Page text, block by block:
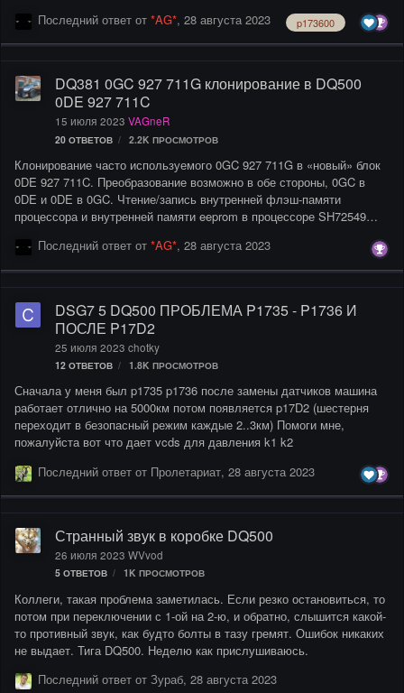
целиком) и срок ожидания мехатроника от месяца до года из
Германии привести нет возможности – не простые времена. Стал
ремонте DSG и имеет несколько точек по Москве, пообщавшись с
менеджером он объявил предварительную стоимость в 80 000 руб
+ 10 000 руб работа. Сделав еще в двух местах диагностику (б…
Последний ответ от *AG*, 28 августа 2023 p173600
DQ381 0GC 927 711G клонирование в DQ500
0DE 927 711C
15 июля 2023 VAGneR
20 ОТВЕТОВ 2.2K ПРОСМОТРОВ
Клонирование часто используемого 0GC 927 711G в «новый» блок
0DE 927 711C. Преобразование возможно в обе стороны, 0GC в
0DE и 0DE в 0GC. Чтение/запись внутренней флэш-памяти
процессора и внутренней памяти eeprom в процессоре SH72549
автомобилях VAG с 7-ступенчатой коробкой передач с двойным
сцеплением. DQ381 Conversion 0GC 927 711G into 0DE 927 711C
Последний ответ от *AG*, 28 августа 2023
DSG7 5 DQ500 ПРОБЛЕМА P1735 - P1736 И
ПОСЛЕ P17D2
25 июля 2023 chotky
12 ОТВЕТОВ 1.8K ПРОСМОТРОВ
Сначала у меня был p1735 p1736 после замены датчиков машина
работает отлично на 5000км потом появляется p17D2 (шестерня
переходит в безопасный режим каждые 2..3км) Помоги мне,
пожалуйста вот что дает vcds для давления k1 k2
Последний ответ от Пролетариат, 28 августа 2023
Странный звук в коробке DQ500
26 июля 2023 WVvod
5 ОТВЕТОВ 1K ПРОСМОТРОВ
Коллеги, такая проблема заметилась. Если резко остановиться, то
потом при переключении с 1-ой на 2-ю, и обратно, слышится какой-
то противный звук, как будто болты в тазу гремят. Ошибок никаких
не выдает. Тига DQ500. Неделю как прислушиваюсь.
Последний ответ от Зураб, 28 августа 2023